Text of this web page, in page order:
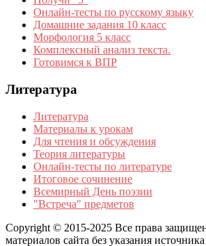
Онлайн-тесты по русскому языку
Домашние задания 10 класс
Морфология 5 класс
Комплексный анализ текста.
Готовимся к ВПР
Литература
Литература
Материалы к урокам
Для чтения и обсуждения
Теория литературы
Онлайн-тесты по литературе
Итоговое сочинение
Всемирный День поэзии
"Встреча" предметов
Copyright © 2015-2025 Все права
материалов сайта без указания источника